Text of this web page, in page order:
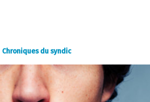
Chroniques du syndic